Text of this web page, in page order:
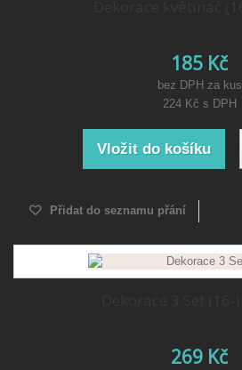
185 Kč
bez DPH za kus
224 Kč s DPH
Vložit do košíku
Přidat do seznamu přání
269 Kč